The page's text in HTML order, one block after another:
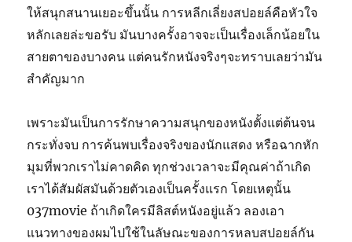
ให้สนุกสนานเยอะขึ้นนั้น การหลีกเลี่ยงสปอยล์คือหัวใจ
หลักเลยล่ะขอรับ มันบางครั้งอาจจะเป็นเรื่องเล็กน้อยใน
สายตาของบางคน แต่คนรักหนังจริงๆจะทราบเลยว่ามัน
สำคัญมาก
เพราะมันเป็นการรักษาความสนุกของหนังตั้งแต่ต้นจน
กระทั่งจบ การค้นพบเรื่องจริงของนักแสดง หรือฉากหัก
มุมที่พวกเราไม่คาดคิด ทุกช่วงเวลาจะมีคุณค่าถ้าเกิด
เราได้สัมผัสมันด้วยตัวเองเป็นครั้งแรก โดยเหตุนั้น
037movie ถ้าเกิดใครมีลิสต์หนังอยู่แล้ว ลองเอา
แนวทางของผมไปใช้ในลัษณะของการหลบสปอยล์กัน